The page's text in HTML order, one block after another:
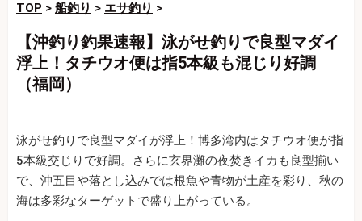
TOP > 船釣り > エサ釣り >
【沖釣り釣果速報】泳がせ釣りで良型マダイ
浮上！タチウオ便は指5本級も混じり好調
（福岡）
泳がせ釣りで良型マダイが浮上！博多湾内はタチウオ便が指
5本級交じりで好調。さらに玄界灘の夜焚きイカも良型揃い
で、沖五目や落とし込みでは根魚や青物が土産を彩り、秋の
海は多彩なターゲットで盛り上がっている。